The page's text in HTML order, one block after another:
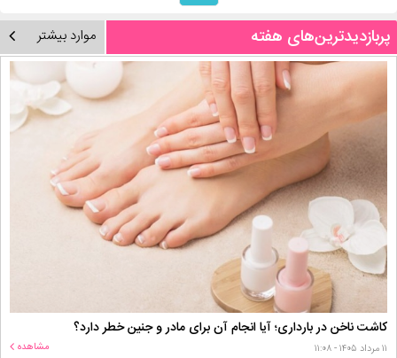
پربازدیدترین‌های هفته موارد بیشتر
کاشت ناخن در بارداری؛ آیا انجام آن برای مادر و جنین خطر دارد؟
۱۱ مرداد ۱۴۰۵ - ۱۱:۰۸ مشاهده